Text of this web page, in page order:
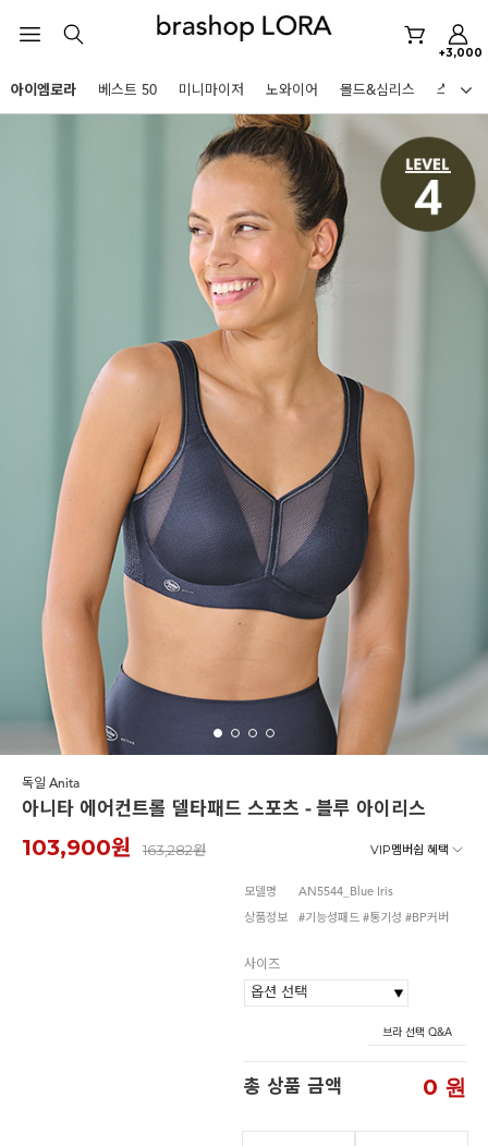
+3,000
HOT KEYWORDS
아이엠로라
노와이어
르미스떼르
아이엠로라
스포츠브라
노와이어
르미스떼르
미니마이저
스포츠브라
노와이어
르미스떼르
아니타스포츠 파르페 스트랩리스
아이엠로라 베스트 50 미니마이저 노와이어 몰드&심리스 스포츠
독일 Anita
아니타 에어컨트롤 델타패드 스포츠 - 블루 아이리스
103,900원 163,282원 VIP멤버쉽 혜택
모델명 AN5544_Blue Iris
상품정보 #기능성패드 #통기성 #BP커버
사이즈
브라 선택 Q&A
총 상품 금액 0 원